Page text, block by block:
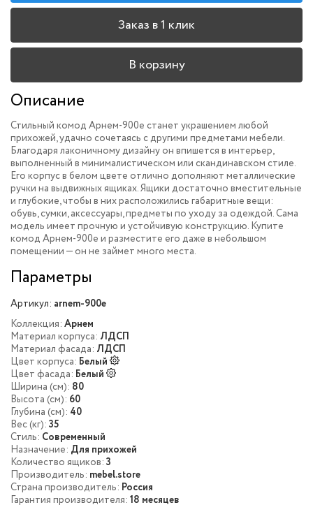
Заказ в 1 клик
В корзину
Описание
Стильный комод Арнем-900e станет украшением любой
прихожей, удачно сочетаясь с другими предметами мебели.
Благодаря лаконичному дизайну он впишется в интерьер,
выполненный в минималистическом или скандинавском стиле.
Его корпус в белом цвете отлично дополняют металлические
ручки на выдвижных ящиках. Ящики достаточно вместительные
и глубокие, чтобы в них расположились габаритные вещи:
обувь, сумки, аксессуары, предметы по уходу за одеждой. Сама
модель имеет прочную и устойчивую конструкцию. Купите
комод Арнем-900e и разместите его даже в небольшом
помещении — он не займет много места.
Параметры
Артикул: arnem-900e
Коллекция: Арнем
Материал корпуса: ЛДСП
Материал фасада: ЛДСП
Цвет корпуса: Белый
Цвет фасада: Белый
Ширина (см): 80
Высота (см): 60
Глубина (см): 40
Вес (кг): 35
Стиль: Современный
Назначение: Для прихожей
Количество ящиков: 3
Производитель: mebel.store
Страна производитель: Россия
Гарантия производителя: 18 месяцев